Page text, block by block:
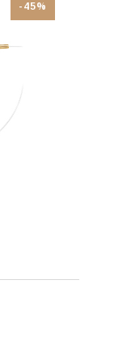
-45%